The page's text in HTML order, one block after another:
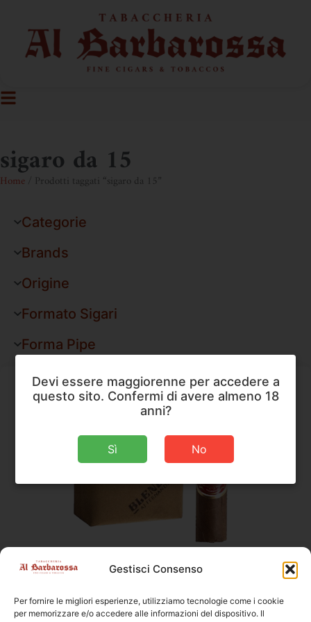
Gestisci Consenso
Per fornire le migliori esperienze, utilizziamo tecnologie come i cookie
per memorizzare e/o accedere alle informazioni del dispositivo. Il
sigaro da 15
Home / Prodotti taggati “sigaro da 15”
Categorie
Brands
Origine
Formato Sigari
Forma Pipe
AJ Fernandez
AJ Fernandez Blend 15 Short Robusto
Dimensioni
90 × 19 mm
Devi essere maggiorenne per accedere a
questo sito. Confermi di avere almeno 18
anni?
Sì No